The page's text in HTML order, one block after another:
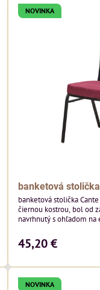
NOVINKA
banketová
banketová stolička
čiernou kostrou, bol od
navrhnutý s ohľadom
priestory pre
bordová zamatové
značky Davis – bordový
zamatovým povrchom.
dizajn s modernou
pohodlná a pripravená
45,20 €
NOVINKA